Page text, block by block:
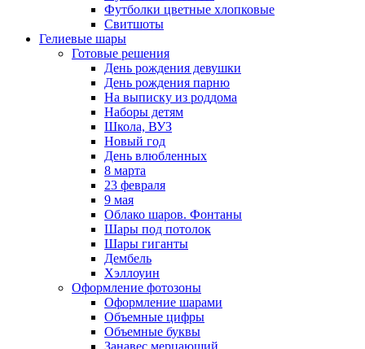
Футболки цветные хлопковые
Свитшоты
Гелиевые шары
Готовые решения
День рождения девушки
День рождения парню
На выписку из роддома
Наборы детям
Школа, ВУЗ
Новый год
День влюбленных
8 марта
23 февраля
9 мая
Облако шаров. Фонтаны
Шары под потолок
Шары гиганты
Дембель
Хэллоуин
Оформление фотозоны
Оформление шарами
Объемные цифры
Объемные буквы
Занавес мерцающий